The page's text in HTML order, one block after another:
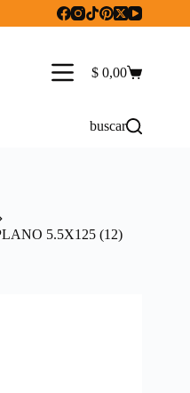
Carro
$ 0,00
buscar
5.5X125 (12)